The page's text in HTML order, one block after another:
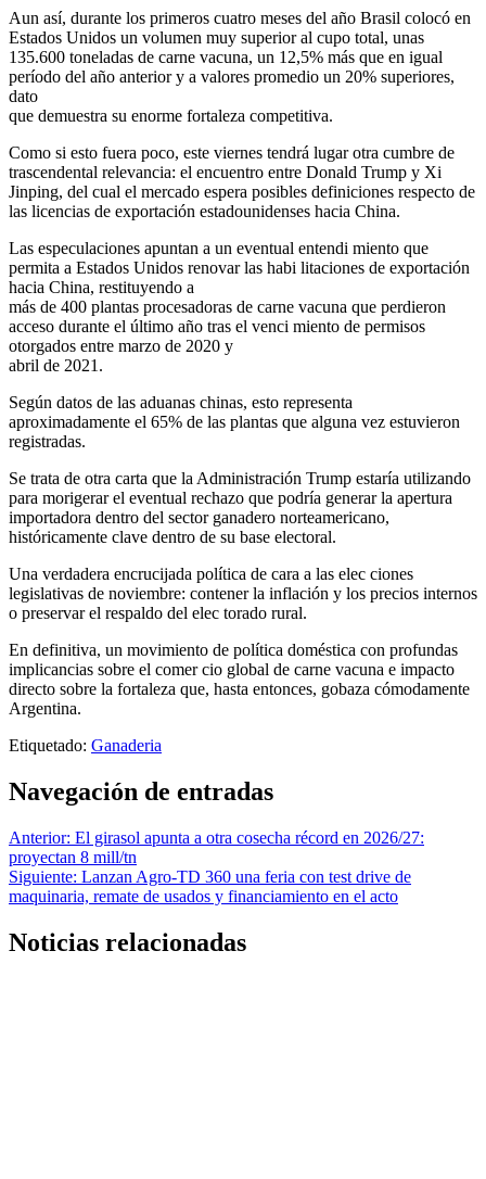
Aun así, durante los primeros cuatro meses del año Brasil colocó en
Estados Unidos un volumen muy superior al cupo total, unas
135.600 toneladas de carne vacuna, un 12,5% más que en igual
período del año anterior y a valores promedio un 20% superiores,
dato
que demuestra su enorme fortaleza competitiva.
Como si esto fuera poco, este viernes tendrá lugar otra cumbre de
trascendental relevancia: el encuentro entre Donald Trump y Xi
Jinping, del cual el mercado espera posibles definiciones respecto de
las licencias de exportación estadounidenses hacia China.
Las especulaciones apuntan a un eventual entendi miento que
permita a Estados Unidos renovar las habi litaciones de exportación
hacia China, restituyendo a
más de 400 plantas procesadoras de carne vacuna que perdieron
acceso durante el último año tras el venci miento de permisos
otorgados entre marzo de 2020 y
abril de 2021.
Según datos de las aduanas chinas, esto representa
aproximadamente el 65% de las plantas que alguna vez estuvieron
registradas.
Se trata de otra carta que la Administración Trump estaría utilizando
para morigerar el eventual rechazo que podría generar la apertura
importadora dentro del sector ganadero norteamericano,
históricamente clave dentro de su base electoral.
Una verdadera encrucijada política de cara a las elec ciones
legislativas de noviembre: contener la inflación y los precios internos
o preservar el respaldo del elec torado rural.
En definitiva, un movimiento de política doméstica con profundas
implicancias sobre el comer cio global de carne vacuna e impacto
directo sobre la fortaleza que, hasta entonces, gobaza cómodamente
Argentina.
Etiquetado: Ganaderia
Navegación de entradas
Anterior: El girasol apunta a otra cosecha récord en 2026/27:
proyectan 8 mill/tn
Siguiente: Lanzan Agro-TD 360 una feria con test drive de
maquinaria, remate de usados y financiamiento en el acto
Noticias relacionadas